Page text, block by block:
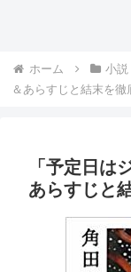
ホーム 小説
＆あらすじと結末を徹
「予定日は
あらすじと